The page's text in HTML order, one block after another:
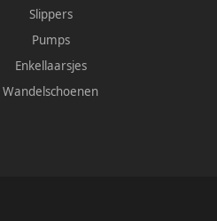
Slippers
Pumps
Enkellaarsjes
Wandelschoenen